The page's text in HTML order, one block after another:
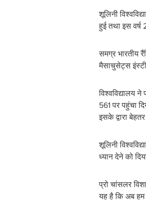
शूलिनी
हुई तथा इस
समग्र भारतीय
मैसाचुसेट्स
विश्वविद्यालय
561 पर पहुंचा
इसके द्वारा
शूलिनी
ध्यान देने को
प्रो चांसलर
यह है कि अब हम